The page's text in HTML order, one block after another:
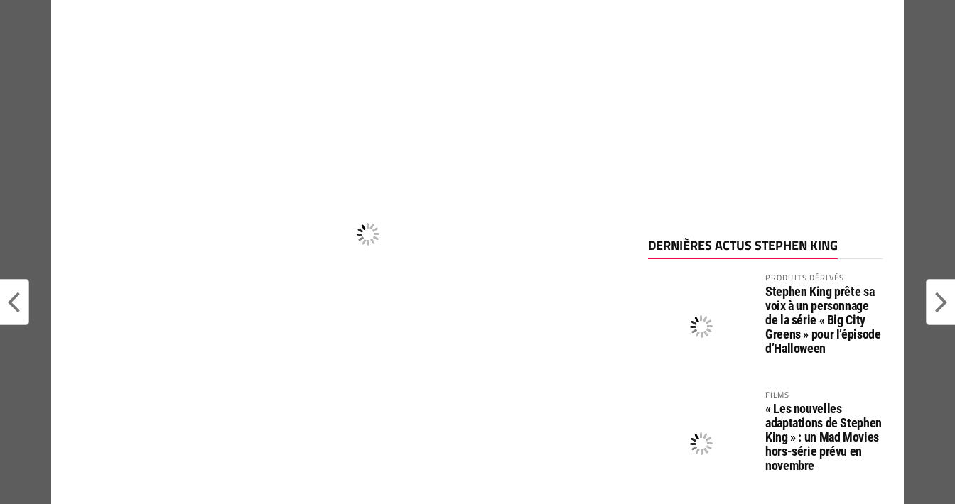
DERNIÈRES ACTUS STEPHEN KING
PRODUITS DÉRIVÉS
Stephen King prête sa
voix à un personnage
de la série « Big City
Greens » pour l’épisode
d’Halloween
FILMS
« Les nouvelles
adaptations de Stephen
King » : un Mad Movies
hors-série prévu en
novembre